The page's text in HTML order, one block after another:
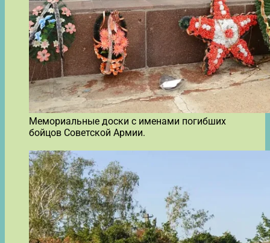
Мемориальные доски с именами погибших
бойцов Советской Армии.